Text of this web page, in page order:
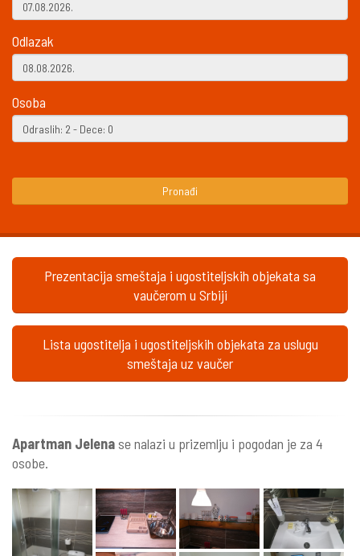
Odlazak
Osoba
Pronađi
Prezentacija smeštaja i ugostiteljskih objekata sa
vaučerom u Srbiji
Lista ugostitelja i ugostiteljskih objekata za uslugu
smeštaja uz vaučer
Apartman Jelenase nalazi u prizemlju i pogodan je za 4
osobe.